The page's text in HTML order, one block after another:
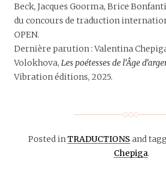
Beck, Jacques Goorma, Brice
du concours de traduction
OPEN.
Dernière parution : Valentina
Volokhova, Les poétesses de l’Âge
Vibration éditions, 2025.
Posted inTRADUCTIONS and
Chepiga.